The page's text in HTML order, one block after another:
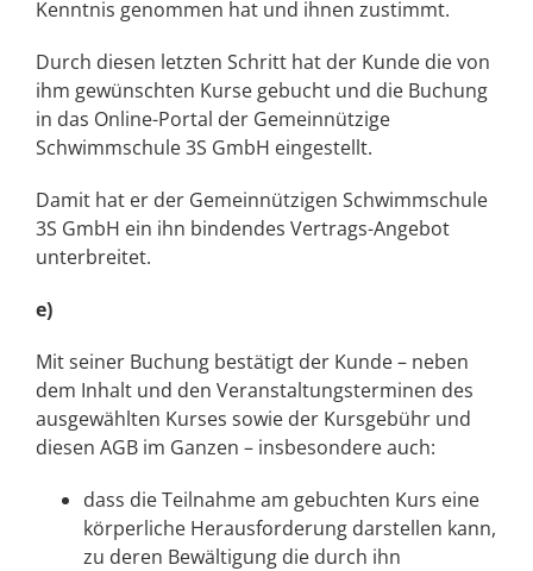
Kenntnis genommen hat und ihnen zustimmt.
Durch diesen letzten Schritt hat der Kunde die von
ihm gewünschten Kurse gebucht und die Buchung
in das Online-Portal der Gemeinnützige
Schwimmschule 3S GmbH eingestellt.
Damit hat er der Gemeinnützigen Schwimmschule
3S GmbH ein ihn bindendes Vertrags-Angebot
unterbreitet.
e)
Mit seiner Buchung bestätigt der Kunde – neben
dem Inhalt und den Veranstaltungsterminen des
ausgewählten Kurses sowie der Kursgebühr und
diesen AGB im Ganzen – insbesondere auch:
dass die Teilnahme am gebuchten Kurs eine
körperliche Herausforderung darstellen kann,
zu deren Bewältigung die durch ihn